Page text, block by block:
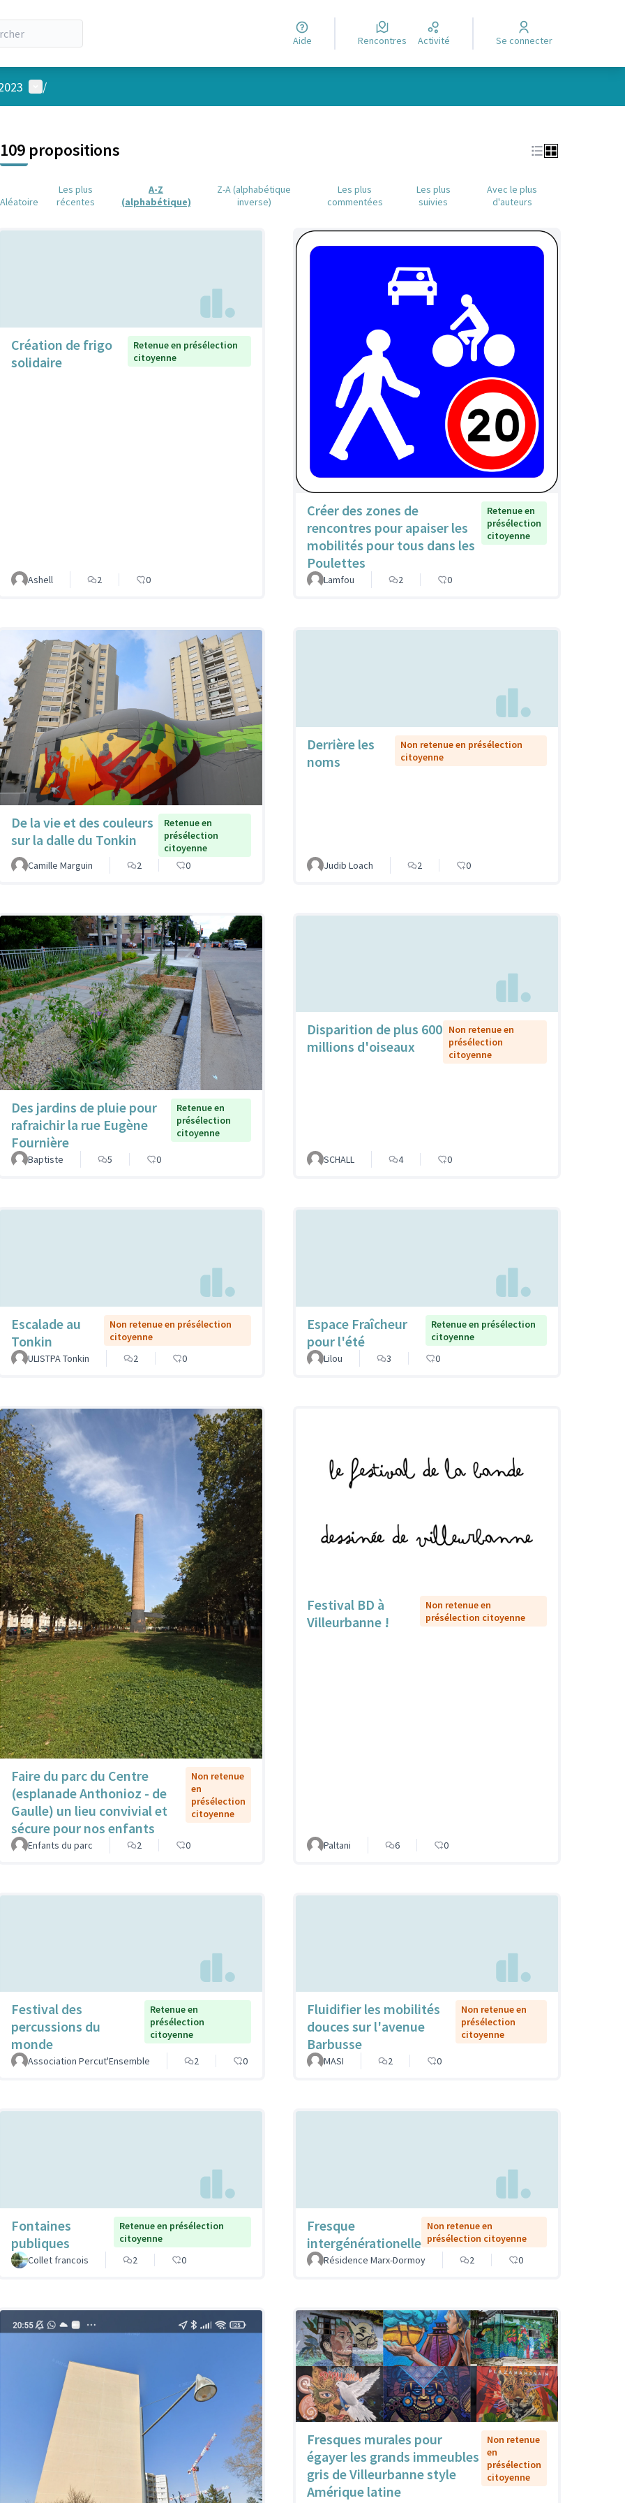
Aide Rencontres Activité Se connecter
Menu utilisateur
/
109 propositions
Aléatoire
Les plus
récentes
A-Z
(alphabétique)
Z-A (alphabétique
inverse)
Les plus
commentées
Les plus
suivies
Avec le plus
d'auteurs
Création de frigo
solidaire
Retenue en présélection
citoyenne
Ashell 2 0
Créer des zones de
rencontres pour apaiser les
mobilités pour tous dans les
Poulettes
Retenue en
présélection
citoyenne
Lamfou 2 0
De la vie et des couleurs
sur la dalle du Tonkin
Retenue en
présélection
citoyenne
Camille Marguin
2 0
Derrière les
noms
Non retenue en présélection
citoyenne
Judib Loach 2 0
Des jardins de pluie pour
rafraichir la rue Eugène
Fournière
Retenue en
présélection
citoyenne
Baptiste 5 0
Disparition de plus 600
millions d'oiseaux
Non retenue en
présélection
citoyenne
SCHALL 4 0
Escalade au
Tonkin
Non retenue en présélection
citoyenne
ULISTPA Tonkin
2 0
Espace Fraîcheur
pour l'été
Retenue en présélection
citoyenne
Lilou
3 0
Faire du parc du Centre
(esplanade Anthonioz - de
Gaulle) un lieu convivial et
sécure pour nos enfants
Non retenue
en
présélection
citoyenne
Enfants du parc 2 0
Festival BD à
Villeurbanne !
Non retenue en
présélection citoyenne
Paltani 6 0
Festival des
percussions du
monde
Retenue en
présélection
citoyenne
Association Percut'Ensemble 2 0
Fluidifier les mobilités
douces sur l'avenue
Barbusse
Non retenue en
présélection
citoyenne
MASI 2 0
Fontaines
publiques
Retenue en présélection
citoyenne
Collet francois
2 0
Fresque
intergénérationelle
Non retenue en
présélection citoyenne
Résidence Marx-Dormoy
2 0
Fresques murales pour
égayer les grands immeubles
gris de Villeurbanne style
Amérique latine
Non retenue
en
présélection
citoyenne